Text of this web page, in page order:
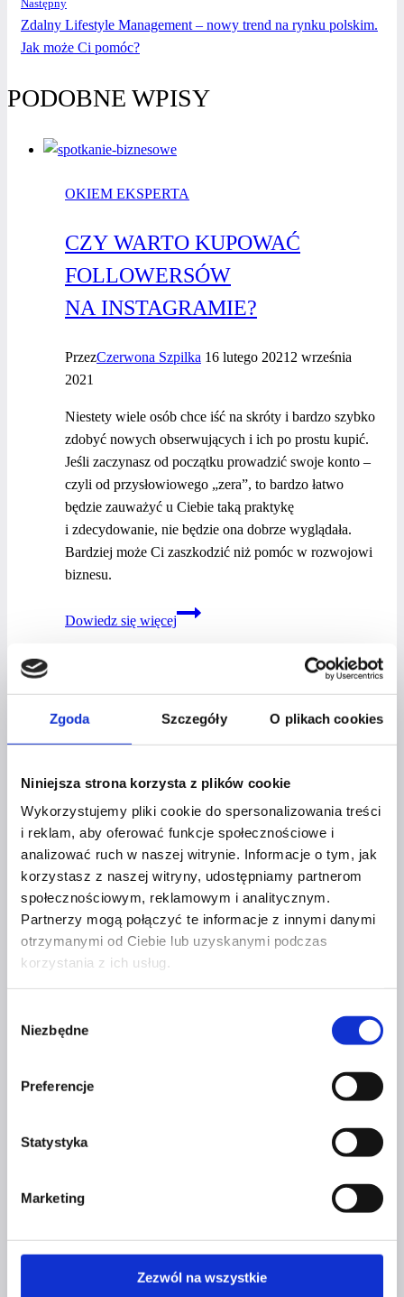
Zgoda Szczegóły O plikach cookies
Niniejsza strona korzysta z plików cookie
Wykorzystujemy pliki cookie do spersonalizowania treści
i reklam, aby oferować funkcje społecznościowe i
analizować ruch w naszej witrynie. Informacje o tym, jak
korzystasz z naszej witryny, udostępniamy partnerom
społecznościowym, reklamowym i analitycznym.
Partnerzy mogą połączyć te informacje z innymi danymi
otrzymanymi od Ciebie lub uzyskanymi podczas
korzystania z ich usług.
zgody
Niezbędne
Preferencje
Statystyka
Marketing
Zezwól na wszystkie
Następny
Zdalny Lifestyle Management – nowy trend na rynku polskim.
Jak może Ci pomóc?
PODOBNE WPISY
OKIEM EKSPERTA
CZY WARTO KUPOWAĆ
FOLLOWERSÓW
NA INSTAGRAMIE?
PrzezCzerwona Szpilka 16 lutego 20212 września
2021
Niestety wiele osób chce iść na skróty i bardzo szybko
zdobyć nowych obserwujących i ich po prostu kupić.
Jeśli zaczynasz od początku prowadzić swoje konto –
czyli od przysłowiowego „zera”, to bardzo łatwo
będzie zauważyć u Ciebie taką praktykę
i zdecydowanie, nie będzie ona dobrze wyglądała.
Bardziej może Ci zaszkodzić niż pomóc w rozwojowi
biznesu.
Dowiedz się więcej
Czy warto
OKIEM EKSPERTA
METODA SMART, ZASADA
PARETO, FILOZOFIA KAIZEN –
POZNAJ SPOSOBY
NA OSIĄGANIE CELÓW
PrzezCzerwona Szpilka 9 stycznia 20202 września
2021
za krótka. Często bywa jednak, że choć byliśmy zajęci
uczucie, że nic wartościowego nie udało nam się
zrobić. Zaraz po tym przychodzi weryfikacja naszych
Jak więc jak zarządzać swoim czasem, aby nie mieć
uczucia, że przecieka nam przez palce? W jaki sposób
obowiązków?
Dowiedz się więcej
Metoda
zasada